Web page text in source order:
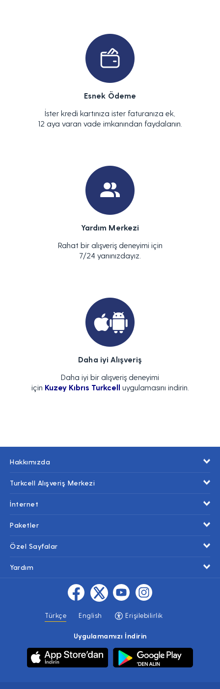
Esnek Ödeme
İster kredi kartınıza ister faturanıza ek,
12 aya varan vade imkanından faydalanın.
Yardım Merkezi
Rahat bir alışveriş deneyimi için
7/24 yanınızdayız.
Daha iyi Alışveriş
Daha iyi bir alışveriş deneyimi
için Kuzey Kıbrıs Turkcell uygulamasını indirin.
Hakkımızda
Turkcell Alışveriş Merkezi
İnternet
Paketler
Özel Sayfalar
Yardım
Türkçe English Erişilebilirlik
Uygulamamızı İndirin